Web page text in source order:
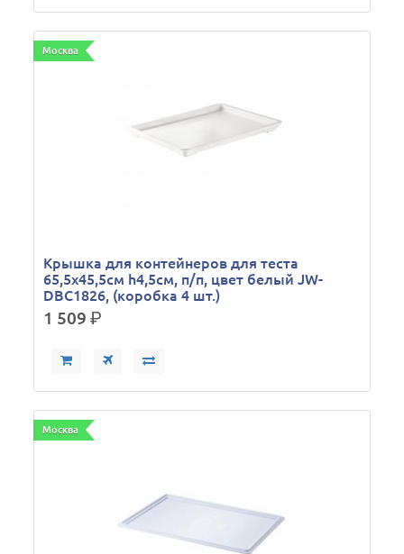
Москва
Крышка для контейнеров для теста
65,5х45,5см h4,5см, п/п, цвет белый JW-
DBC1826, (коробка 4 шт.)
1 509р.
Москва